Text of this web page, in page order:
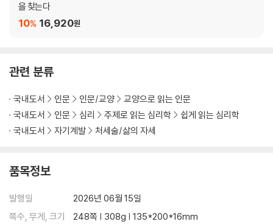
을 찾는다
16,920원
10%
관련 분류
국내도서 인문 인문/교양
교양으로 읽는 인문
국내도서
인문 심리 주제로 읽는 심리학
쉽게 읽는 심리학
국내도서
자기계발 처세술/삶의 자세
품목정보
발행일
2026년 06월 15일
쪽수, 무게, 크기
248쪽 | 308g | 135*200*16mm